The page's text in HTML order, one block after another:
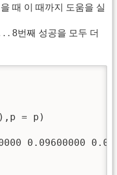
때 이 때까지 도움을 실
. 8번째 성공을 모두 더
= p)
0.09600000